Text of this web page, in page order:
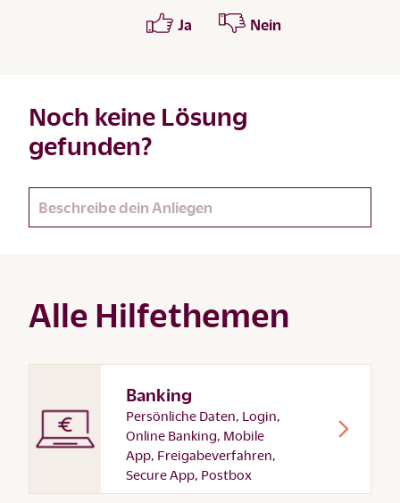
Ja
Nein
Noch keine Lösung
gefunden?
Alle Hilfethemen
Banking
Persönliche Daten, Login,
Online Banking, Mobile
App, Freigabeverfahren,
Secure App, Postbox